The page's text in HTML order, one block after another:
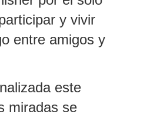
y vivir
entre amigos y
este
miradas se